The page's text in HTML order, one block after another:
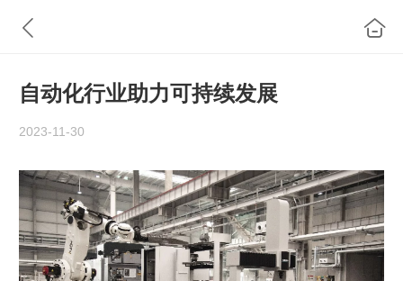
自动化行业助力可持续发展
2023-11-30